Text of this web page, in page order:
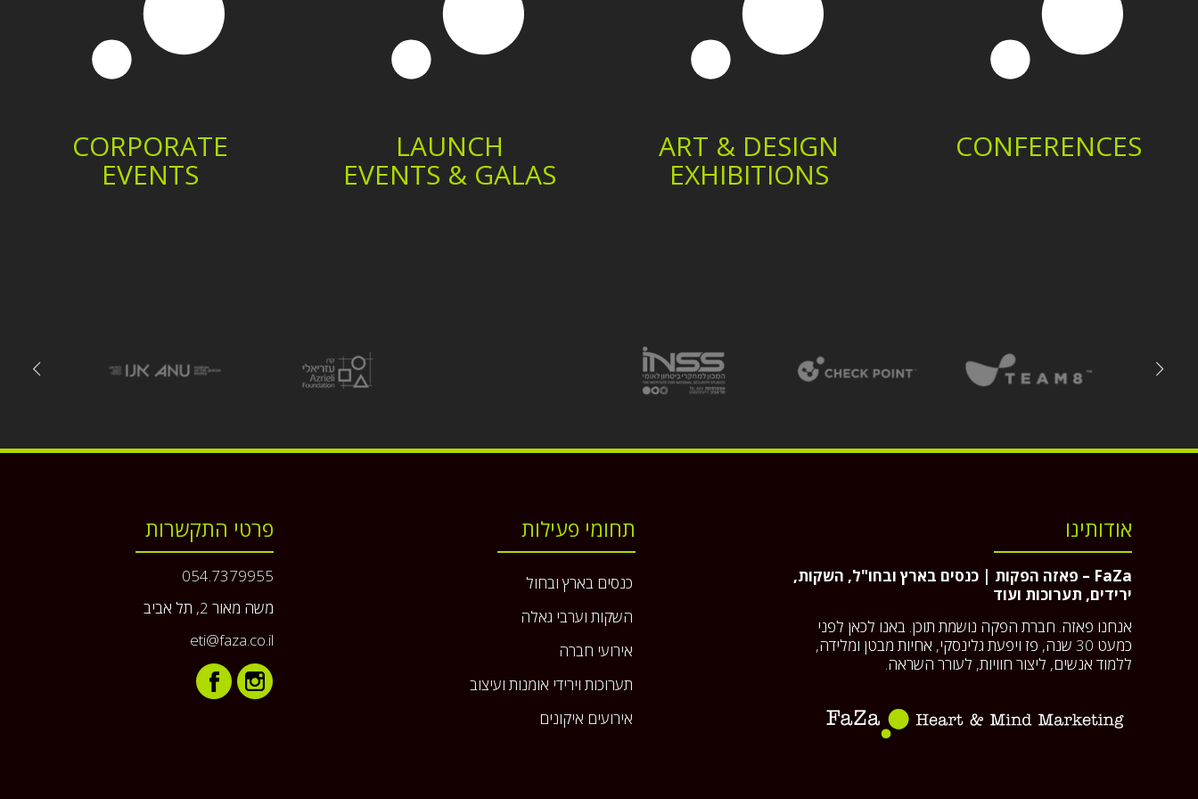
CONFERENCES
ART & DESIGN
EXHIBITIONS
LAUNCH
EVENTS & GALAS
CORPORATE
EVENTS
אודותינו
FaZa – פאזה הפקות | כנסים בארץ ובחו"ל, השקות,
ירידים, תערוכות ועוד
אנחנו פאזה. חברת הפקה נושמת תוכן. באנו לכאן לפני
כמעט 30 שנה, פז ויפעת גלינסקי, אחיות מבטן ומלידה,
ללמוד אנשים, ליצור חוויות, לעורר השראה.
תחומי פעילות
כנסים בארץ ובחול
השקות וערבי גאלה
אירועי חברה
תערוכות וירידי אומנות ועיצוב
אירועים איקונים
פרטי התקשרות
054.7379955
משה מאור 2, תל אביב
eti@faza.co.il